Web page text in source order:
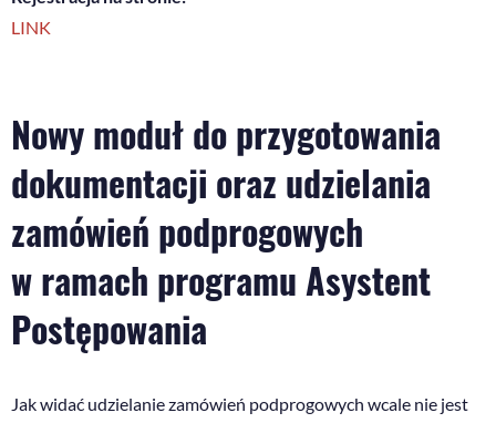
LINK
Nowy moduł do przygotowania
dokumentacji oraz udzielania
zamówień podprogowych
w ramach programu Asystent
Postępowania
Jak widać udzielanie zamówień podprogowych wcale nie jest